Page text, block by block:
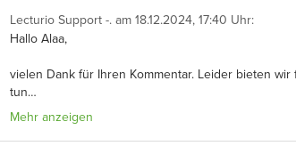
Lecturio Support -. am 18.12.2024, 17:40 Uhr:
Hallo Alaa,
vielen Dank für Ihren Kommentar. Leider bieten
tun…
Mehr anzeigen